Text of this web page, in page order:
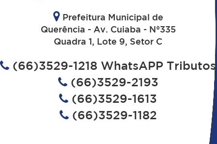
Prefeitura Municipal de
Querência - Av. Cuiaba - N°335
Quadra 1, Lote 9, Setor C
(66)3529-1218 WhatsAPP Tributos
(66)3529-2193
(66)3529-1613
(66)3529-1182